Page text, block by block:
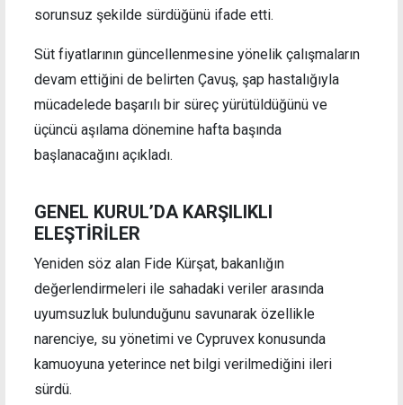
sorunsuz şekilde sürdüğünü ifade etti.
Süt fiyatlarının güncellenmesine yönelik çalışmaların
devam ettiğini de belirten Çavuş, şap hastalığıyla
mücadelede başarılı bir süreç yürütüldüğünü ve
üçüncü aşılama dönemine hafta başında
başlanacağını açıkladı.
GENEL KURUL’DA KARŞILIKLI
ELEŞTİRİLER
Yeniden söz alan Fide Kürşat, bakanlığın
değerlendirmeleri ile sahadaki veriler arasında
uyumsuzluk bulunduğunu savunarak özellikle
narenciye, su yönetimi ve Cypruvex konusunda
kamuoyuna yeterince net bilgi verilmediğini ileri
sürdü.